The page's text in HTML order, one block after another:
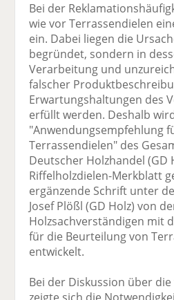
Bei der
wie vor Terrassendielen
ein. Dabei liegen die
begründet, sondern in
Verarbeitung und
falscher
Erwartungshaltungen des
erfüllt werden. Deshalb
"Anwendungsempfehlung
Terrassendielen" des
Deutscher Holzhandel (GD
Riffelholzdielen-Merkblatt
ergänzende Schrift unter
Josef Plößl (GD Holz) von
Holzsachverständigen mit
für die Beurteilung von
entwickelt.
Bei der Diskussion über